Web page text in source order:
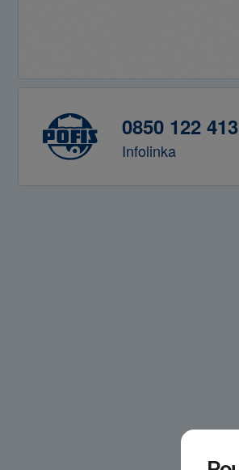
0850 122 413
Infolinka